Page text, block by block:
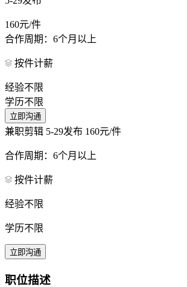
160元/件
合作周期：6个月以上
按件计薪
经验不限
学历不限
立即沟通
兼职剪辑 5-29发布 160元/件
合作周期：6个月以上
按件计薪
经验不限
学历不限
立即沟通
职位描述